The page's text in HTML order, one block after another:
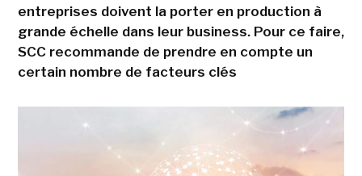
entreprises doivent la porter en production à
grande échelle dans leur business. Pour ce faire,
SCC recommande de prendre en compte un
certain nombre de facteurs clés